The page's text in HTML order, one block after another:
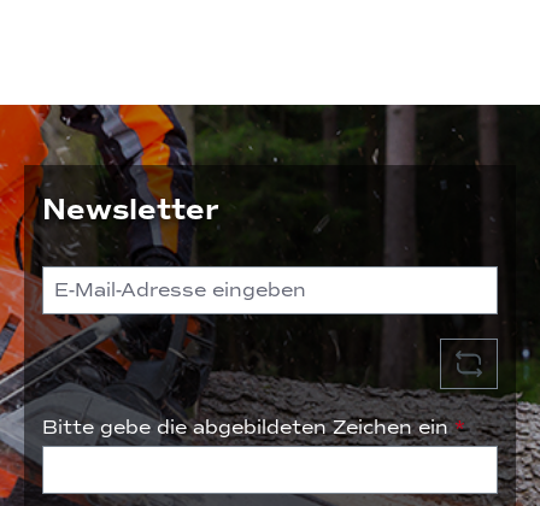
Newsletter
Bitte gebe die abgebildeten Zeichen ein*